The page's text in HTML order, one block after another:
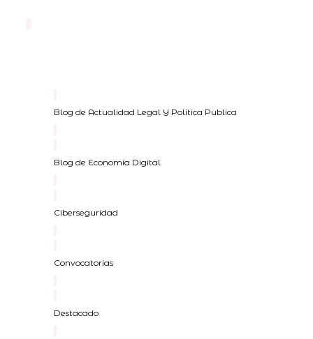
Blog de Actualidad Legal Y Política Publica
Blog de Economía Digital
Ciberseguridad
Convocatorias
Destacado